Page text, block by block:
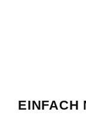
EINFACH